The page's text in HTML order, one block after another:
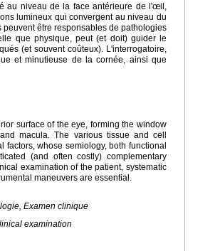
au niveau de la face antérieure de l'œil,
lumineux qui convergent au niveau du
être responsables de pathologies
que physique, peut (et doit) guider le
(et souvent coûteux). L'interrogatoire,
et minutieuse de la cornée, ainsi que
surface of the eye, forming the window
macula. The various tissue and cell
whose semiology, both functional
(and often costly) complementary
examination of the patient, systematic
maneuvers are essential.
Examen clinique
examination